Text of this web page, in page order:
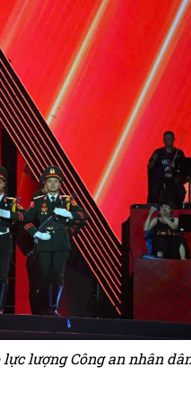
lượng Công an nhân